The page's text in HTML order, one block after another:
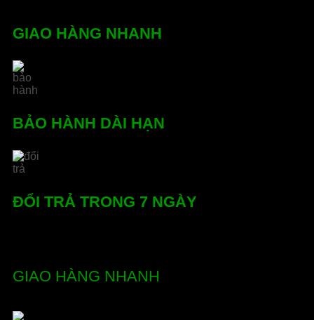
GIAO HÀNG NHANH
BẢO HÀNH DÀI HẠN
ĐỔI TRẢ TRONG 7 NGÀY
GIAO HÀNG NHANH